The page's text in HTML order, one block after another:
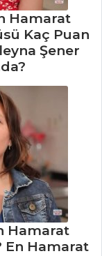
Hamarat
Kaç Puan
Şener
Hamarat
Hamarat